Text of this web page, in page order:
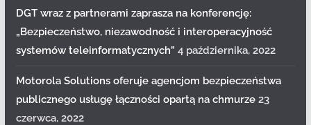
DGT wraz z partnerami zaprasza na konferencję:
„Bezpieczeństwo, niezawodność i interoperacyjność
systemów teleinformatycznych” 4 października, 2022
Motorola Solutions oferuje agencjom bezpieczeństwa
publicznego usługę łączności opartą na chmurze 23
czerwca, 2022